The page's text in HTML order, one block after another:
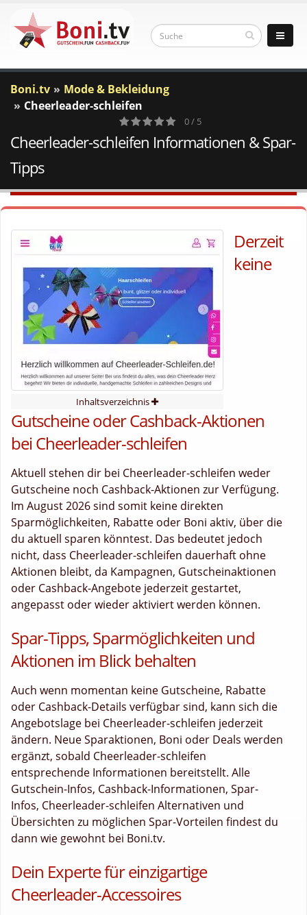
Boni.tv
Mode & Bekleidung
Cheerleader-schleifen
0
Votes
0 / 5
Cheerleader-schleifen Informationen & Spar-
Tipps
Inhaltsverzeichnis
Derzeit
keine
Gutscheine oder Cashback-Aktionen
bei Cheerleader-schleifen
Aktuell stehen dir bei Cheerleader-schleifen weder
Gutscheine noch Cashback-Aktionen zur Verfügung.
Im August 2026 sind somit keine direkten
Sparmöglichkeiten, Rabatte oder Boni aktiv, über die
du aktuell sparen könntest. Das bedeutet jedoch
nicht, dass Cheerleader-schleifen dauerhaft ohne
Aktionen bleibt, da Kampagnen, Gutscheinaktionen
oder Cashback-Angebote jederzeit gestartet,
angepasst oder wieder aktiviert werden können.
Spar-Tipps, Sparmöglichkeiten und
Aktionen im Blick behalten
Auch wenn momentan keine Gutscheine, Rabatte
oder Cashback-Details verfügbar sind, kann sich die
Angebotslage bei Cheerleader-schleifen jederzeit
ändern. Neue Sparaktionen, Boni oder Deals werden
ergänzt, sobald Cheerleader-schleifen
entsprechende Informationen bereitstellt. Alle
Gutschein-Infos, Cashback-Informationen, Spar-
Infos, Cheerleader-schleifen Alternativen und
Übersichten zu möglichen Spar-Vorteilen findest du
dann wie gewohnt bei Boni.tv.
Dein Experte für einzigartige
Cheerleader-Accessoires